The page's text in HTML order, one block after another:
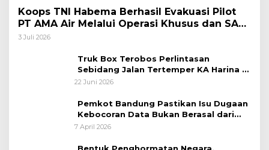
Koops TNI Habema Berhasil Evakuasi Pilot
PT AMA Air Melalui Operasi Khusus dan SAR
Taktis
3 Juli 2026
Truk Box Terobos Perlintasan
Sebidang Jalan Tertemper KA Harina di
Jalan Stasiun Poncol-Jrakah Semarang
22 Juni 2026
Pemkot Bandung Pastikan Isu Dugaan
Kebocoran Data Bukan Berasal dari
Server Disdukcapil
7 April 2026